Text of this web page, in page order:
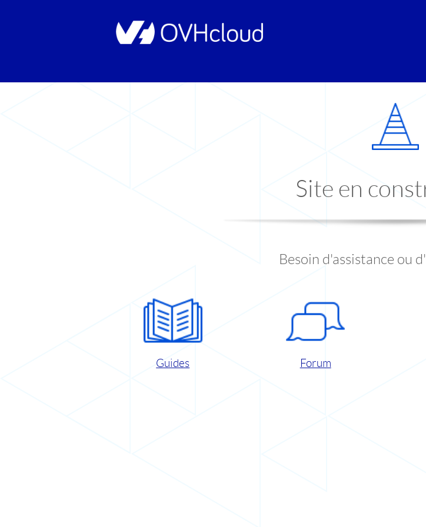
Site en
Besoin d'assistance ou
Guides Forum